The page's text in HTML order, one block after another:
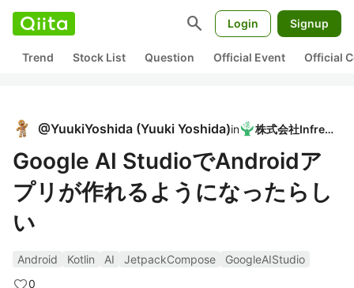
search Login Signup
Trend Stock List Question Official Event Official
@YuukiYoshida (Yuuki Yoshida)in 株式会社Infreed
Google AI StudioでAndroidア
プリが作れるようになったらし
い
Android Kotlin AI JetpackCompose
GoogleAIStudio
0